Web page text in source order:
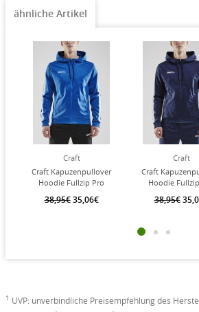
ähnliche Artikel
Craft
Craft Kapuzenpullover
Hoodie Fullzip Pro
Herren
38,95€ 35,06€
Craft
Craft
Hoodie
Herren
38,95€
1 UVP: unverbindliche Preisempfehlung des